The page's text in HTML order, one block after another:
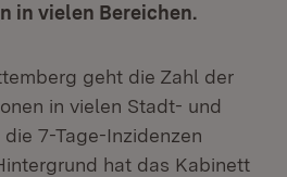
in vielen Bereichen.
geht die Zahl der
in vielen Stadt- und
7-Tage-Inzidenzen
hat das Kabinett